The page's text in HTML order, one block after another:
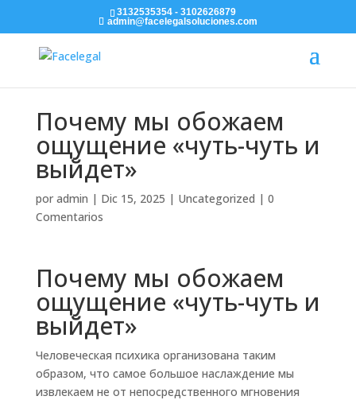
3132535354 - 3102626879
admin@facelegalsoluciones.com
Почему мы обожаем
ощущение «чуть-чуть и
выйдет»
por admin | Dic 15, 2025 | Uncategorized | 0
Comentarios
Почему мы обожаем
ощущение «чуть-чуть и
выйдет»
Человеческая психика организована таким
образом, что самое большое наслаждение мы
извлекаем не от непосредственного мгновения